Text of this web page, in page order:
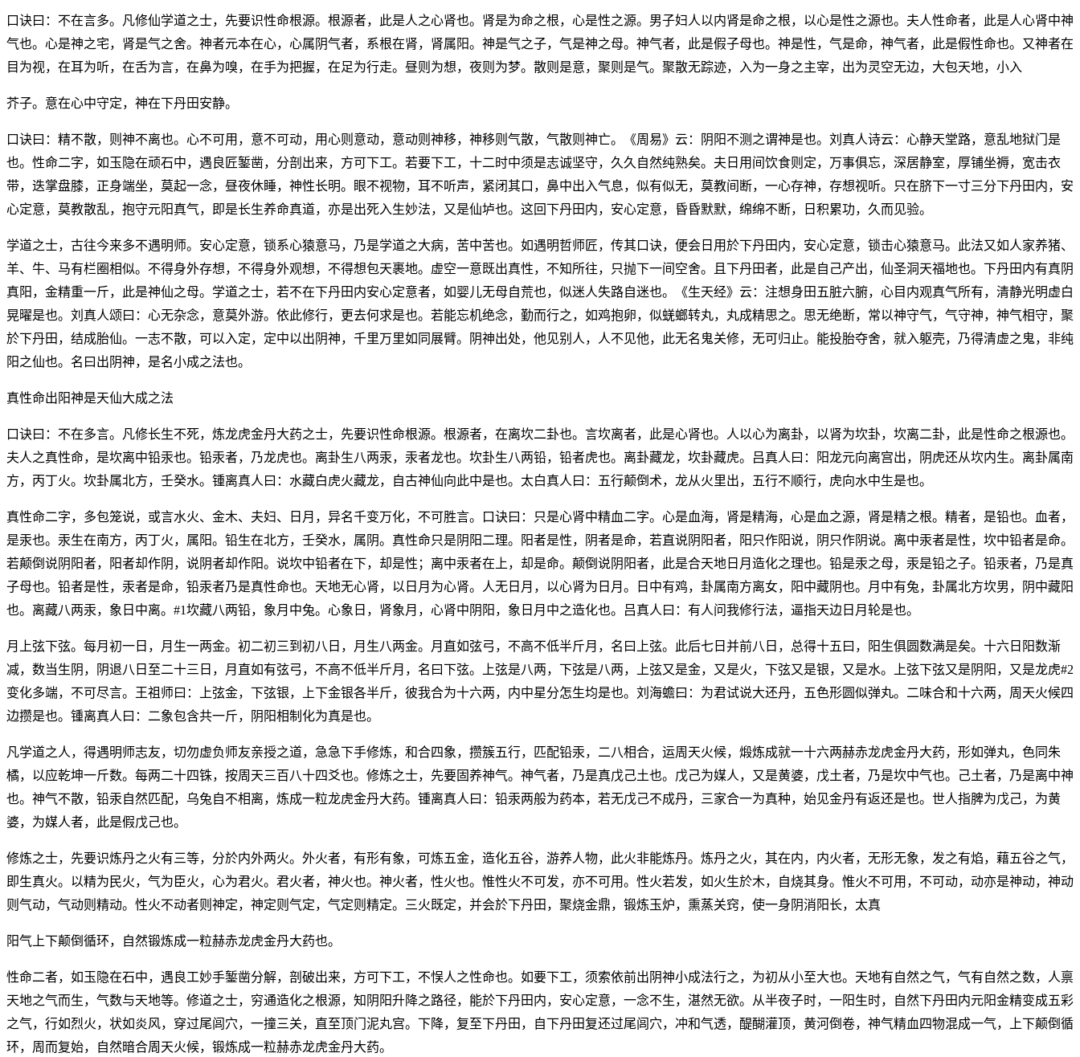
口诀曰：不在言多。凡修仙学道之士，先要识性命根源。根源者，此是人之心肾也。肾是为命之根，心是性之源。男子妇人以内肾是命之根，以心是性之源也。夫人性命者，此是人心肾中神
气也。心是神之宅，肾是气之舍。神者元本在心，心属阴气者，系根在肾，肾属阳。神是气之子，气是神之母。神气者，此是假子母也。神是性，气是命，神气者，此是假性命也。又神者在
目为视，在耳为听，在舌为言，在鼻为嗅，在手为把握，在足为行走。昼则为想，夜则为梦。散则是意，聚则是气。聚散无踪迹，入为一身之主宰，出为灵空无边，大包天地，小入
芥子。意在心中守定，神在下丹田安静。
口诀曰：精不散，则神不离也。心不可用，意不可动，用心则意动，意动则神移，神移则气散，气散则神亡。《周易》云：阴阳不测之谓神是也。刘真人诗云：心静天堂路，意乱地狱门是
也。性命二字，如玉隐在顽石中，遇良匠錾凿，分剖出来，方可下工。若要下工，十二时中须是志诚坚守，久久自然纯熟矣。夫日用间饮食则定，万事俱忘，深居静室，厚铺坐褥，宽击衣
带，迭掌盘膝，正身端坐，莫起一念，昼夜休睡，神性长明。眼不视物，耳不听声，紧闭其口，鼻中出入气息，似有似无，莫教间断，一心存神，存想视听。只在脐下一寸三分下丹田内，安
心定意，莫教散乱，抱守元阳真气，即是长生养命真道，亦是出死入生妙法，又是仙垆也。这回下丹田内，安心定意，昏昏默默，绵绵不断，日积累功，久而见验。
学道之士，古往今来多不遇明师。安心定意，锁系心猿意马，乃是学道之大病，苦中苦也。如遇明哲师匠，传其口诀，便会日用於下丹田内，安心定意，锁击心猿意马。此法又如人家养猪、
羊、牛、马有栏圈相似。不得身外存想，不得身外观想，不得想包天裹地。虚空一意既出真性，不知所往，只抛下一间空舍。且下丹田者，此是自己产出，仙圣洞天福地也。下丹田内有真阴
真阳，金精重一斤，此是神仙之母。学道之士，若不在下丹田内安心定意者，如婴儿无母自荒也，似迷人失路自迷也。《生天经》云：注想身田五脏六腑，心目内观真气所有，清静光明虚白
晃曜是也。刘真人颂曰：心无杂念，意莫外游。依此修行，更去何求是也。若能忘机绝念，勤而行之，如鸡抱卵，似蜣螂转丸，丸成精思之。思无绝断，常以神守气，气守神，神气相守，聚
於下丹田，结成胎仙。一志不散，可以入定，定中以出阴神，千里万里如同展臂。阴神出处，他见别人，人不见他，此无名鬼关修，无可归止。能投胎夺舍，就入躯壳，乃得清虚之鬼，非纯
阳之仙也。名曰出阴神，是名小成之法也。
真性命出阳神是天仙大成之法
口诀曰：不在多言。凡修长生不死，炼龙虎金丹大药之士，先要识性命根源。根源者，在离坎二卦也。言坎离者，此是心肾也。人以心为离卦，以肾为坎卦，坎离二卦，此是性命之根源也。
夫人之真性命，是坎离中铅汞也。铅汞者，乃龙虎也。离卦生八两汞，汞者龙也。坎卦生八两铅，铅者虎也。离卦藏龙，坎卦藏虎。吕真人曰：阳龙元向离宫出，阴虎还从坎内生。离卦属南
方，丙丁火。坎卦属北方，壬癸水。锺离真人曰：水藏白虎火藏龙，自古神仙向此中是也。太白真人曰：五行颠倒术，龙从火里出，五行不顺行，虎向水中生是也。
真性命二字，多包笼说，或言水火、金木、夫妇、日月，异名千变万化，不可胜言。口诀曰：只是心肾中精血二字。心是血海，肾是精海，心是血之源，肾是精之根。精者，是铅也。血者，
是汞也。汞生在南方，丙丁火，属阳。铅生在北方，壬癸水，属阴。真性命只是阴阳二理。阳者是性，阴者是命，若直说阴阳者，阳只作阳说，阴只作阴说。离中汞者是性，坎中铅者是命。
若颠倒说阴阳者，阳者却作阴，说阴者却作阳。说坎中铅者在下，却是性；离中汞者在上，却是命。颠倒说阴阳者，此是合天地日月造化之理也。铅是汞之母，汞是铅之子。铅汞者，乃是真
子母也。铅者是性，汞者是命，铅汞者乃是真性命也。天地无心肾，以日月为心肾。人无日月，以心肾为日月。日中有鸡，卦属南方离女，阳中藏阴也。月中有兔，卦属北方坎男，阴中藏阳
也。离藏八两汞，象日中离。#1坎藏八两铅，象月中兔。心象日，肾象月，心肾中阴阳，象日月中之造化也。吕真人曰：有人问我修行法，逼指天边日月轮是也。
月上弦下弦。每月初一日，月生一两金。初二初三到初八日，月生八两金。月直如弦弓，不高不低半斤月，名曰上弦。此后七日并前八日，总得十五曰，阳生俱圆数满是矣。十六日阳数渐
减，数当生阴，阴退八日至二十三日，月直如有弦弓，不高不低半斤月，名曰下弦。上弦是八两，下弦是八两，上弦又是金，又是火，下弦又是银，又是水。上弦下弦又是阴阳，又是龙虎#2
变化多端，不可尽言。王祖师曰：上弦金，下弦银，上下金银各半斤，彼我合为十六两，内中星分怎生均是也。刘海蟾曰：为君试说大还丹，五色形圆似弹丸。二味合和十六两，周天火候四
边攒是也。锺离真人曰：二象包含共一斤，阴阳相制化为真是也。
凡学道之人，得遇明师志友，切勿虚负师友亲授之道，急急下手修炼，和合四象，攒簇五行，匹配铅汞，二八相合，运周天火候，煅炼成就一十六两赫赤龙虎金丹大药，形如弹丸，色同朱
橘，以应乾坤一斤数。每两二十四铢，按周天三百八十四爻也。修炼之士，先要固养神气。神气者，乃是真戊己土也。戊己为媒人，又是黄婆，戊土者，乃是坎中气也。己土者，乃是离中神
也。神气不散，铅汞自然匹配，乌兔自不相离，炼成一粒龙虎金丹大药。锺离真人曰：铅汞两般为药本，若无戊己不成丹，三家合一为真种，始见金丹有返还是也。世人指脾为戊己，为黄
婆，为媒人者，此是假戊己也。
修炼之士，先要识炼丹之火有三等，分於内外两火。外火者，有形有象，可炼五金，造化五谷，游养人物，此火非能炼丹。炼丹之火，其在内，内火者，无形无象，发之有焰，藉五谷之气，
即生真火。以精为民火，气为臣火，心为君火。君火者，神火也。神火者，性火也。惟性火不可发，亦不可用。性火若发，如火生於木，自烧其身。惟火不可用，不可动，动亦是神动，神动
则气动，气动则精动。性火不动者则神定，神定则气定，气定则精定。三火既定，并会於下丹田，聚烧金鼎，锻炼玉炉，熏蒸关窍，使一身阴消阳长，太真
阳气上下颠倒循环，自然锻炼成一粒赫赤龙虎金丹大药也。
性命二者，如玉隐在石中，遇良工妙手錾凿分解，剖破出来，方可下工，不悮人之性命也。如要下工，须索依前出阴神小成法行之，为初从小至大也。天地有自然之气，气有自然之数，人禀
天地之气而生，气数与天地等。修道之士，穷通造化之根源，知阴阳升降之路径，能於下丹田内，安心定意，一念不生，湛然无欲。从半夜子时，一阳生时，自然下丹田内元阳金精变成五彩
之气，行如烈火，状如炎风，穿过尾闾穴，一撞三关，直至顶门泥丸宫。下降，复至下丹田，自下丹田复还过尾闾穴，冲和气透，醍醐灌顶，黄河倒卷，神气精血四物混成一气，上下颠倒循
环，周而复始，自然暗合周天火候，锻炼成一粒赫赤龙虎金丹大药。